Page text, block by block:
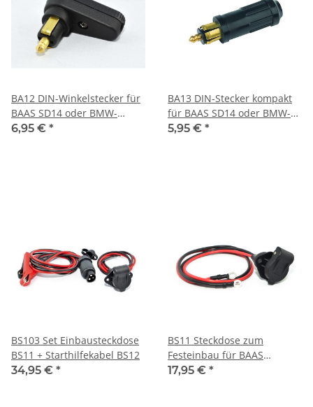
BA12 DIN-Winkelstecker für
BAAS SD14 oder BMW-
Steckdose
6,95 € *
BA13 DIN-Stecker kompakt
für BAAS SD14 oder BMW-
Steckdose
5,95 € *
BS103 Set Einbausteckdose
BS11 + Starthilfekabel BS12
34,95 € *
BS11 Steckdose zum
Festeinbau für BAAS
STARTSYSTEM
17,95 € *